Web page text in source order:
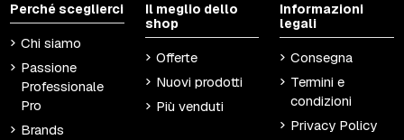
Perché sceglierci
Chi siamo
Passione
Professionale
Pro
Brands
Il meglio dello
shop
Offerte
Nuovi prodotti
Più venduti
Informazioni
legali
Consegna
Termini e
condizioni
Privacy Policy